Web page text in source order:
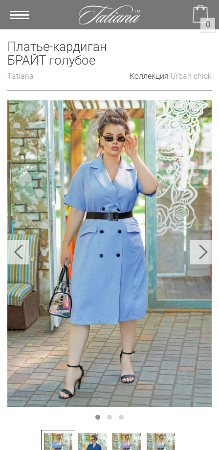
Toggle
0
Платье-кардиган
БРАЙТ голубое
Tatiana Коллекция Urban chick